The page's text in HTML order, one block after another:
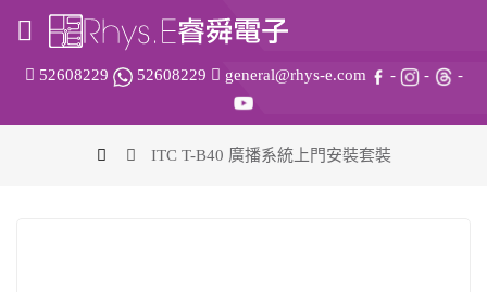
52608229 52608229 general@rhys-e.com - - -
ITC T-B40 廣播系統上門安裝套裝